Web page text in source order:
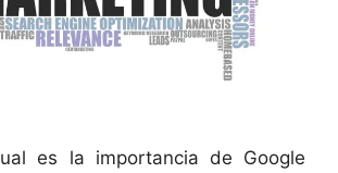
es la importancia de Google